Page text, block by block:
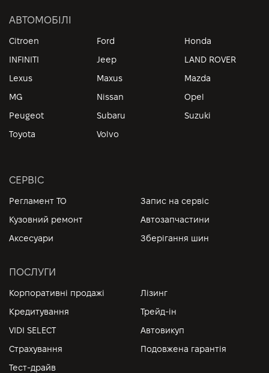
АВТОМОБІЛІ
Citroen Ford
Honda
INFINITI
Jeep
LAND ROVER
Lexus
Maxus
Mazda
MG
Nissan
Opel
Peugeot
Subaru
Suzuki
Toyota
Volvo
СЕРВІС
Регламент ТО
Запис на сервіс
Кузовний ремонт
Автозапчастини
Аксесуари
Зберігання шин
ПОСЛУГИ
Корпоративні продажі
Лізинг
Кредитування
Трейд-ін
VIDI SELECT
Автовикуп
Страхування
Подовжена гарантія
Тест-драйв